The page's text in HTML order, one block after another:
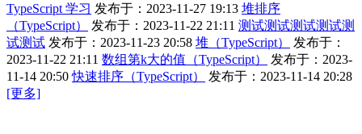
TypeScript 学习 发布于：2023-11-27 19:13 堆排序
（TypeScript）
发布于：2023-11-22 21:11 测试测试测试测试测
试测试 发布于：2023-11-23 20:58 堆（TypeScript）
发布于：
2023-11-22 21:11 数组第k大的值（TypeScript）
发布于：2023-
11-14 20:50 快速排序（TypeScript）
发布于：2023-11-14 20:28
[更多]